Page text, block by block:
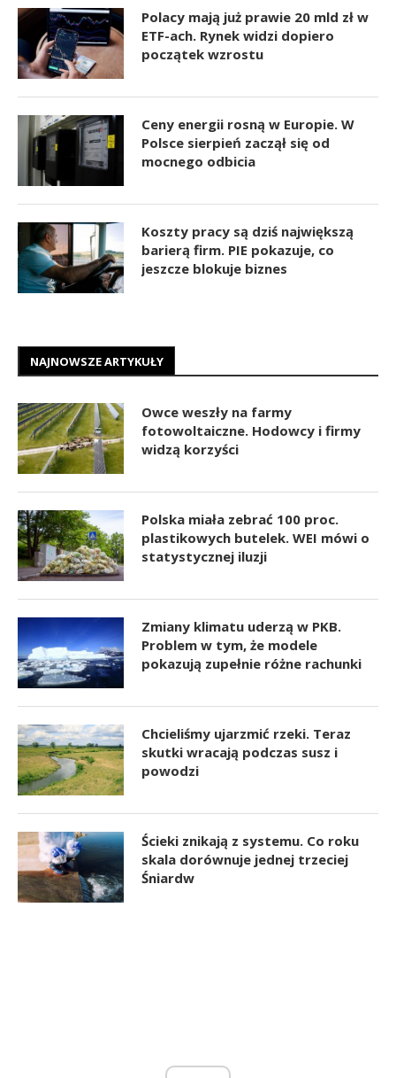
Polacy mają już prawie 20 mld zł w
ETF-ach. Rynek widzi dopiero
początek wzrostu
Ceny energii rosną w Europie. W
Polsce sierpień zaczął się od
mocnego odbicia
Koszty pracy są dziś największą
barierą firm. PIE pokazuje, co
jeszcze blokuje biznes
NAJNOWSZE ARTYKUŁY
Owce weszły na farmy
fotowoltaiczne. Hodowcy i firmy
widzą korzyści
Polska miała zebrać 100 proc.
plastikowych butelek. WEI mówi o
statystycznej iluzji
Zmiany klimatu uderzą w PKB.
Problem w tym, że modele
pokazują zupełnie różne rachunki
Chcieliśmy ujarzmić rzeki. Teraz
skutki wracają podczas susz i
powodzi
Ścieki znikają z systemu. Co roku
skala dorównuje jednej trzeciej
Śniardw